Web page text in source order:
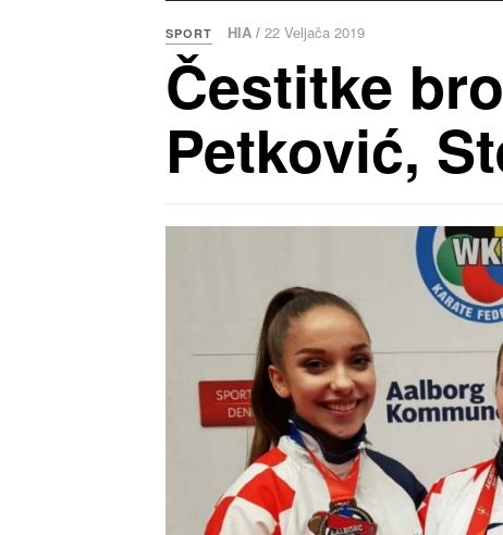
SPORT HIA / 22 Veljača 2019
Čestitke
Petković,